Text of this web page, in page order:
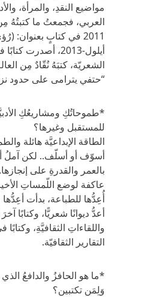
مواضيع النقدِ، والمرأة،
العربي، فجمعتُ ما كتبتُهُ
2011 في كتابٍ بعنوان:
أيلول-2013، أصدرت
الشعريّة، كتبَهُ نُقّادٌ مِن
“حتفي يترامى على حدود
*طموحاتُكِ ومشاريعُكِ
للمستقبل وغيرها؟
الطاقة الإبداعيَّة هائلة
أسوّف أو أسلّف.. لكن آملُ
بالعمر والقدرةِ على
عاكفة لوضع اللّمساتِ
أعدُّ ديوانًا شعريًّا، وكتابًا
واللقاءاتِ الثقافيَّةِ، وكتابًا
التقارير الثقافيّة.
*ما هو الحافزُ والدافعُ
وَلِمَن تكتبين؟